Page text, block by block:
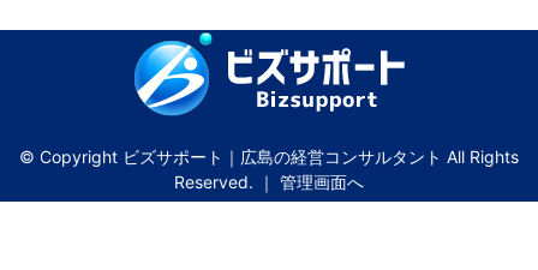
© Copyright ビズサポート｜広島の経営コンサルタント All Rights
Reserved. ｜ 管理画面へ